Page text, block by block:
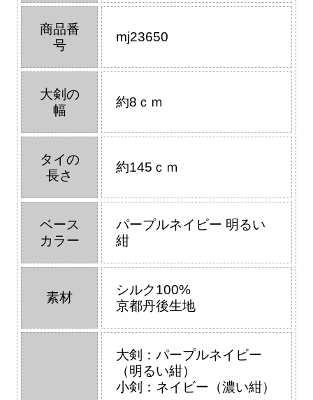
商品番
号
mj23650
大剣の
幅
約8ｃｍ
タイの
長さ
約145ｃｍ
ベース
カラー
パープルネイビー 明るい
紺
素材
シルク100%
京都丹後生地
大剣：パープルネイビー
（明るい紺）
小剣：ネイビー（濃い紺）